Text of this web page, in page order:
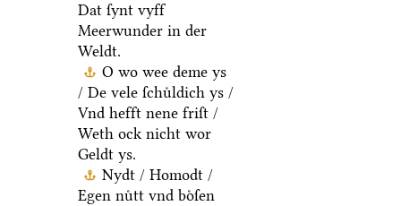
Dat ſynt vyff
Meerwunder in der
Weldt.
O wo wee deme ys
/ De vele ſchuͤldich ys /
Vnd hefft nene friſt /
Weth ock nicht wor
Geldt ys.
Nydt / Homodt /
Egen nuͤtt vnd boͤſen